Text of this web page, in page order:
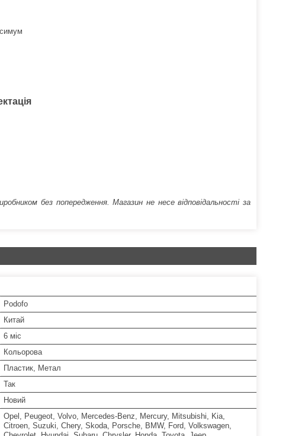
без попередження. Магазин не несе відповідальності за
Podofo
Китай
6 міс
Кольорова
Пластик, Метал
Так
Новий
Opel, Peugeot, Volvo, Mercedes-Benz, Mercury, Mitsubishi, Kia,
Citroen, Suzuki, Chery, Skoda, Porsche, BMW, Ford, Volkswagen,